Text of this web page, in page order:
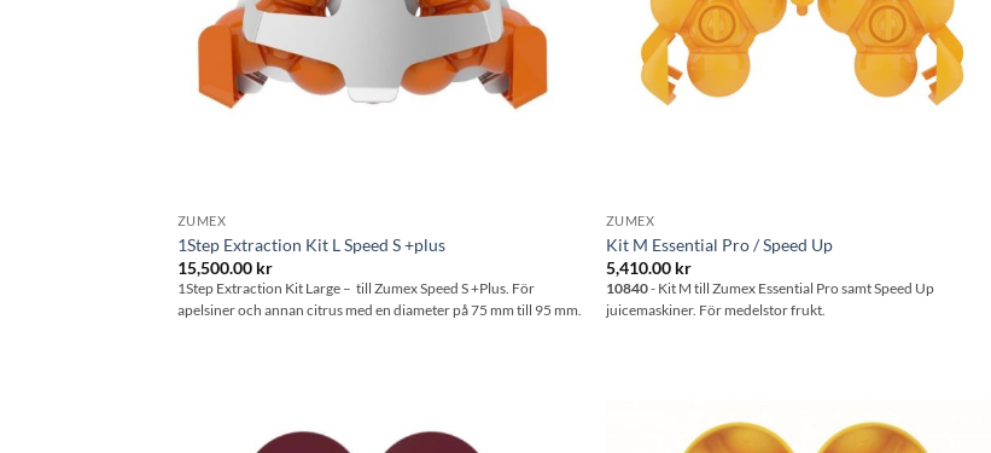
ZUMEX
1Step Extraction Kit L Speed S +plus
15,500.00 kr
1Step Extraction Kit Large – till Zumex Speed S +Plus. För
apelsiner och annan citrus med en diameter på 75 mm till 95 mm.
ZUMEX
Kit M Essential Pro / Speed Up
5,410.00 kr
10840- Kit M till Zumex Essential Pro samt Speed Up
juicemaskiner. För medelstor frukt.